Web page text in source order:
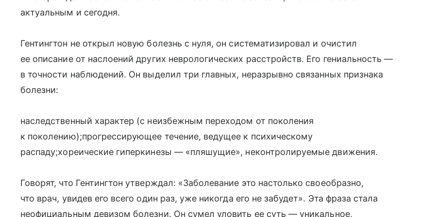
актуальным и сегодня.
Гентингтон не открыл новую болезнь с нуля, он систематизировал и очистил
ее описание от наслоений других неврологических расстройств. Его гениальность —
в точности наблюдений. Он выделил три главных, неразрывно связанных признака
болезни:
наследственный характер (с неизбежным переходом от поколения
к поколению);прогрессирующее течение, ведущее к психическому
распаду;хореические гиперкинезы — «пляшущие», неконтролируемые движения.
Говорят, что Гентингтон утверждал: «Заболевание это настолько своеобразно,
что врач, увидев его всего один раз, уже никогда его не забудет». Эта фраза стала
неофициальным девизом болезни. Он сумел уловить ее суть — уникальное,